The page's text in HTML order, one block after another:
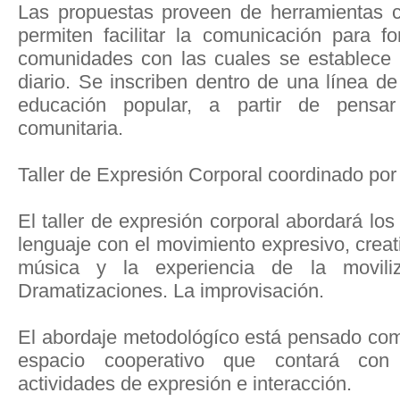
Las propuestas proveen de herramientas
permiten facilitar la comunicación para
comunidades con las cuales se
diario. Se inscriben dentro de una línea
educación popular, a partir de
comunitaria.
Taller de Expresión Corporal coordinado
El taller de expresión corporal abordará
lenguaje con el movimiento expresivo,
música y la experiencia de la
Dramatizaciones. La improvisación.
El abordaje metodológíco está pensado
espacio cooperativo que contará
actividades de expresión e interacción.